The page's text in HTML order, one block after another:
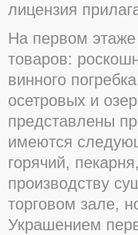
лицензия
На первом этаже
товаров:
винного
осетровых и
представлены
имеются
горячий,
производству
торговом зале,
Украшением